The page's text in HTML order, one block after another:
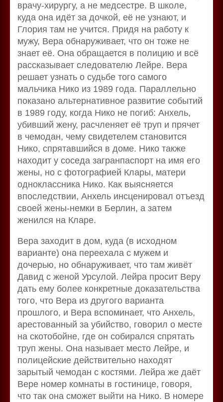
врачу-хирургу, а не медсестре. В школе,
куда она идёт за дочкой, её не узнают, и
Глория там не учится. Придя на работу к
мужу, Вера обнаруживает, что он тоже не
знает её. Она обращается в полицию и всё
рассказывает следователю Лейре. Вера
решает узнать о судьбе того самого
мальчика Нико из 1989 года. Параллельно
показано альтернативное развитие событий
в 1989 году, когда Нико не погиб: Анхель,
убивший жену, расчленяет её труп и прячет
в чемодан, чему свидетелем становится
Нико, спрятавшийся в доме. Нико также
находит у соседа загранпаспорт на имя его
жены, но с фотографией Клары, матери
одноклассника Нико. Как выясняется
впоследствии, Анхель инсценировал отъезд
своей жены-немки в Берлин, а затем
женился на Кларе.
Вера заходит в дом, куда (в исходном
варианте) она переехала с мужем и
дочерью, но обнаруживает, что там живёт
Давид с женой Урсулой. Лейра просит Веру
дать ему более конкретные доказательства
того, что Вера из другого варианта
прошлого, и Вера вспоминает, что Анхель,
арестованный за убийство, говорил о месте
на скотобойне, где он собирался спрятать
труп жены. Она называет место Лейре, и
полицейские действительно находят
зарытый чемодан с костями. Лейра же даёт
Вере номер комнаты в гостинице, говоря,
что так она сможет выйти на Нико. В номере